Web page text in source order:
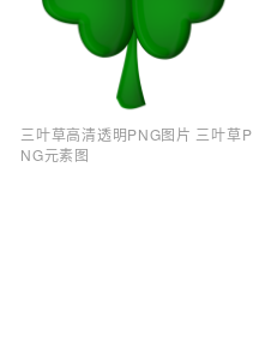
三叶草高清透明PNG图片 三叶草P
NG元素图